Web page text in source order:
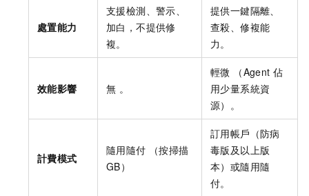
處置能力
支援檢測、警示、
加白，不提供修
複。
提供一鍵隔離、
查殺、修複能
力。
效能影響 無 。
輕微 （Agent 佔
用少量系統資
源）。
計費模式
隨用隨付 （按掃描
GB）
訂用帳戶（防病
毒版及以上版
本）或隨用隨
付。